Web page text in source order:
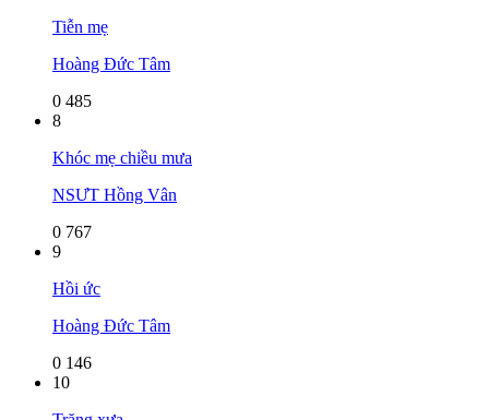
Tiễn mẹ
Hoàng Đức Tâm
0 485
8
Khóc mẹ chiều mưa
NSƯT Hồng Vân
0 767
9
Hồi ức
Hoàng Đức Tâm
0 146
10